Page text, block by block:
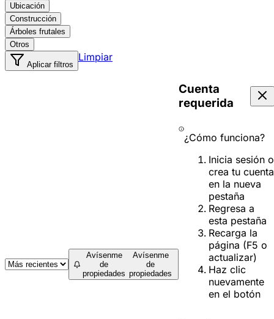
Ubicación
Construcción
Árboles frutales
Otros
Aplicar filtros
Limpiar
Avísenme
de
propiedades
Avísenme
de
propiedades
Cuenta
requerida
¿Cómo funciona?
Inicia sesión o
crea tu cuenta
en la nueva
pestaña
Regresa a
esta pestaña
Recarga la
página (F5 o
actualizar)
Haz clic
nuevamente
en el botón